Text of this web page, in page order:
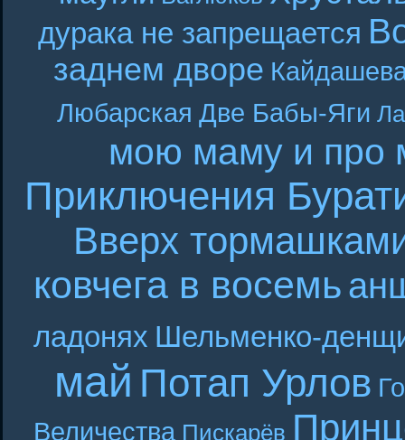
дурака не запрещается
заднем дворе
Любарская Две Бабы-Яги
мою маму и про
Приключения
Вверх
ковчега в восемь
ладонях Шельменко-
май Потап Урлов
Величества Пискарёв